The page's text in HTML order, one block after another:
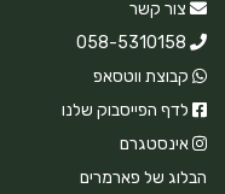
צור קשר
058-5310158
קבוצת ווטסאפ
לדף הפייסבוק שלנו
אינסטגרם
הבלוג של פארמרים